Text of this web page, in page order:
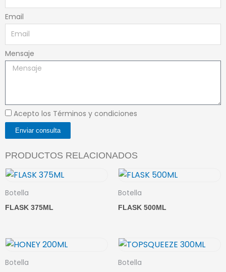
Email
Mensaje
Acepto los Términos y condiciones
Enviar consulta
PRODUCTOS RELACIONADOS
Botella
FLASK 375ML
Botella
FLASK 500ML
Botella Botella